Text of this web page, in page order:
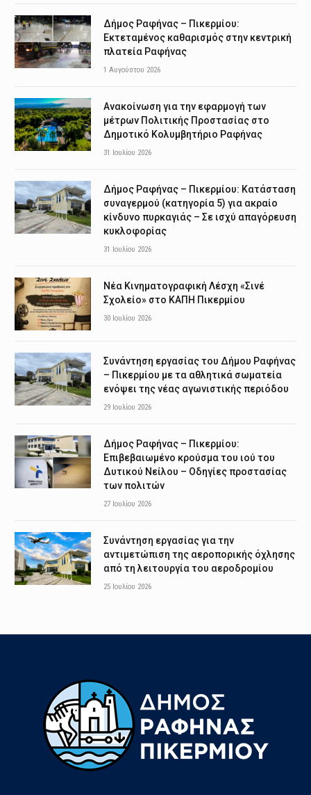
Δήμος Ραφήνας – Πικερμίου:
Εκτεταμένος καθαρισμός στην κεντρική
πλατεία Ραφήνας
1 Αυγούστου 2026
Ανακοίνωση για την εφαρμογή των
μέτρων Πολιτικής Προστασίας στο
Δημοτικό Κολυμβητήριο Ραφήνας
31 Ιουλίου 2026
Δήμος Ραφήνας – Πικερμίου: Κατάσταση
συναγερμού (κατηγορία 5) για ακραίο
κίνδυνο πυρκαγιάς – Σε ισχύ απαγόρευση
κυκλοφορίας
31 Ιουλίου 2026
Νέα Κινηματογραφική Λέσχη «Σινέ
Σχολείο» στο ΚΑΠΗ Πικερμίου
30 Ιουλίου 2026
Συνάντηση εργασίας του Δήμου Ραφήνας
– Πικερμίου με τα αθλητικά σωματεία
ενόψει της νέας αγωνιστικής περιόδου
29 Ιουλίου 2026
Δήμος Ραφήνας – Πικερμίου:
Επιβεβαιωμένο κρούσμα του ιού του
Δυτικού Νείλου – Οδηγίες προστασίας
των πολιτών
27 Ιουλίου 2026
Συνάντηση εργασίας για την
αντιμετώπιση της αεροπορικής όχλησης
από τη λειτουργία του αεροδρομίου
25 Ιουλίου 2026